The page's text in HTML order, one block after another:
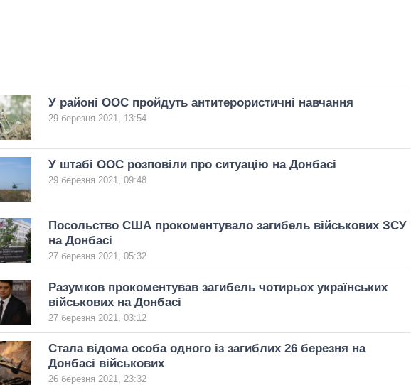
У районі ООС пройдуть антитерористичні навчання
29 березня 2021, 13:54
У штабі ООС розповіли про ситуацію на Донбасі
29 березня 2021, 09:48
Посольство США прокоментувало загибель військових ЗСУ
на Донбасі
27 березня 2021, 05:32
Разумков прокоментував загибель чотирьох українських
військових на Донбасі
27 березня 2021, 03:12
Стала відома особа одного із загиблих 26 березня на
Донбасі військових
26 березня 2021, 23:32